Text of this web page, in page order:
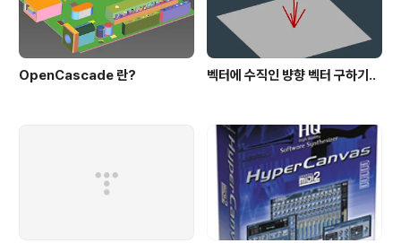
OpenCascade 란? 벡터에 수직인 뱡향 벡터 구하기..